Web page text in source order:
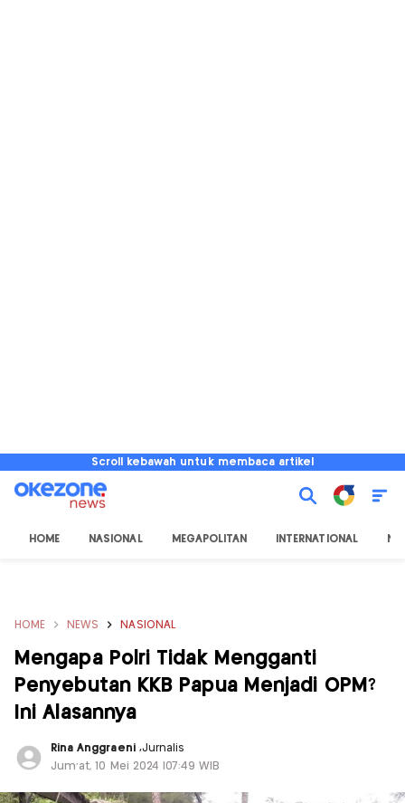
Scroll kebawah untuk membaca artikel
HOME NASIONAL MEGAPOLITAN INTERNATIONAL
HOME NEWS NASIONAL
Mengapa Polri Tidak Mengganti
Penyebutan KKB Papua Menjadi OPM?
Ini Alasannya
Rina Anggraeni ,Jurnalis
Jum'at, 10 Mei 2024 |07:49 WIB